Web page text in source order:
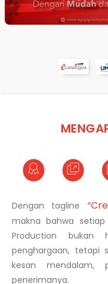
Dengan tagline “
makna bahwa
Production bukan
penghargaan, tetapi
kesan mendalam,
penerimanya.